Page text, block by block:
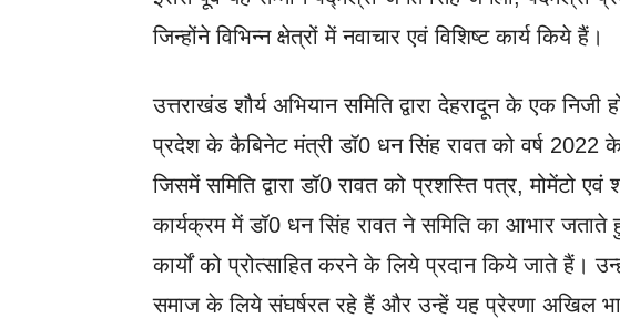
जिन्होंने विभिन्न क्षेत्रों में नवाचार एवं विशिष्ट कार्य किये हैं।
उत्तराखंड शौर्य अभियान समिति द्वारा देहरादून के एक
प्रदेश के कैबिनेट मंत्री डॉ0 धन सिंह रावत को वर्ष 2022 के
जिसमें समिति द्वारा डॉ0 रावत को प्रशस्ति पत्र, मोमेंटो
कार्यक्रम में डॉ0 धन सिंह रावत ने समिति का आभार जताते
कार्यों को प्रोत्साहित करने के लिये प्रदान किये जाते हैं।
समाज के लिये संघर्षरत रहे हैं और उन्हें यह प्रेरणा अखिल